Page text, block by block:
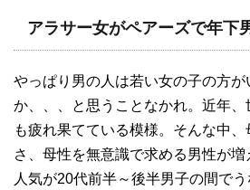
アラサー女がペアーズで年下
やっぱり男の人は若い女の子の方が
か、、、と思うことなかれ。近年
も疲れ果てている模様。そんな中
さ、母性を無意識で求める男性が
人気が20代前半～後半男子の間でう